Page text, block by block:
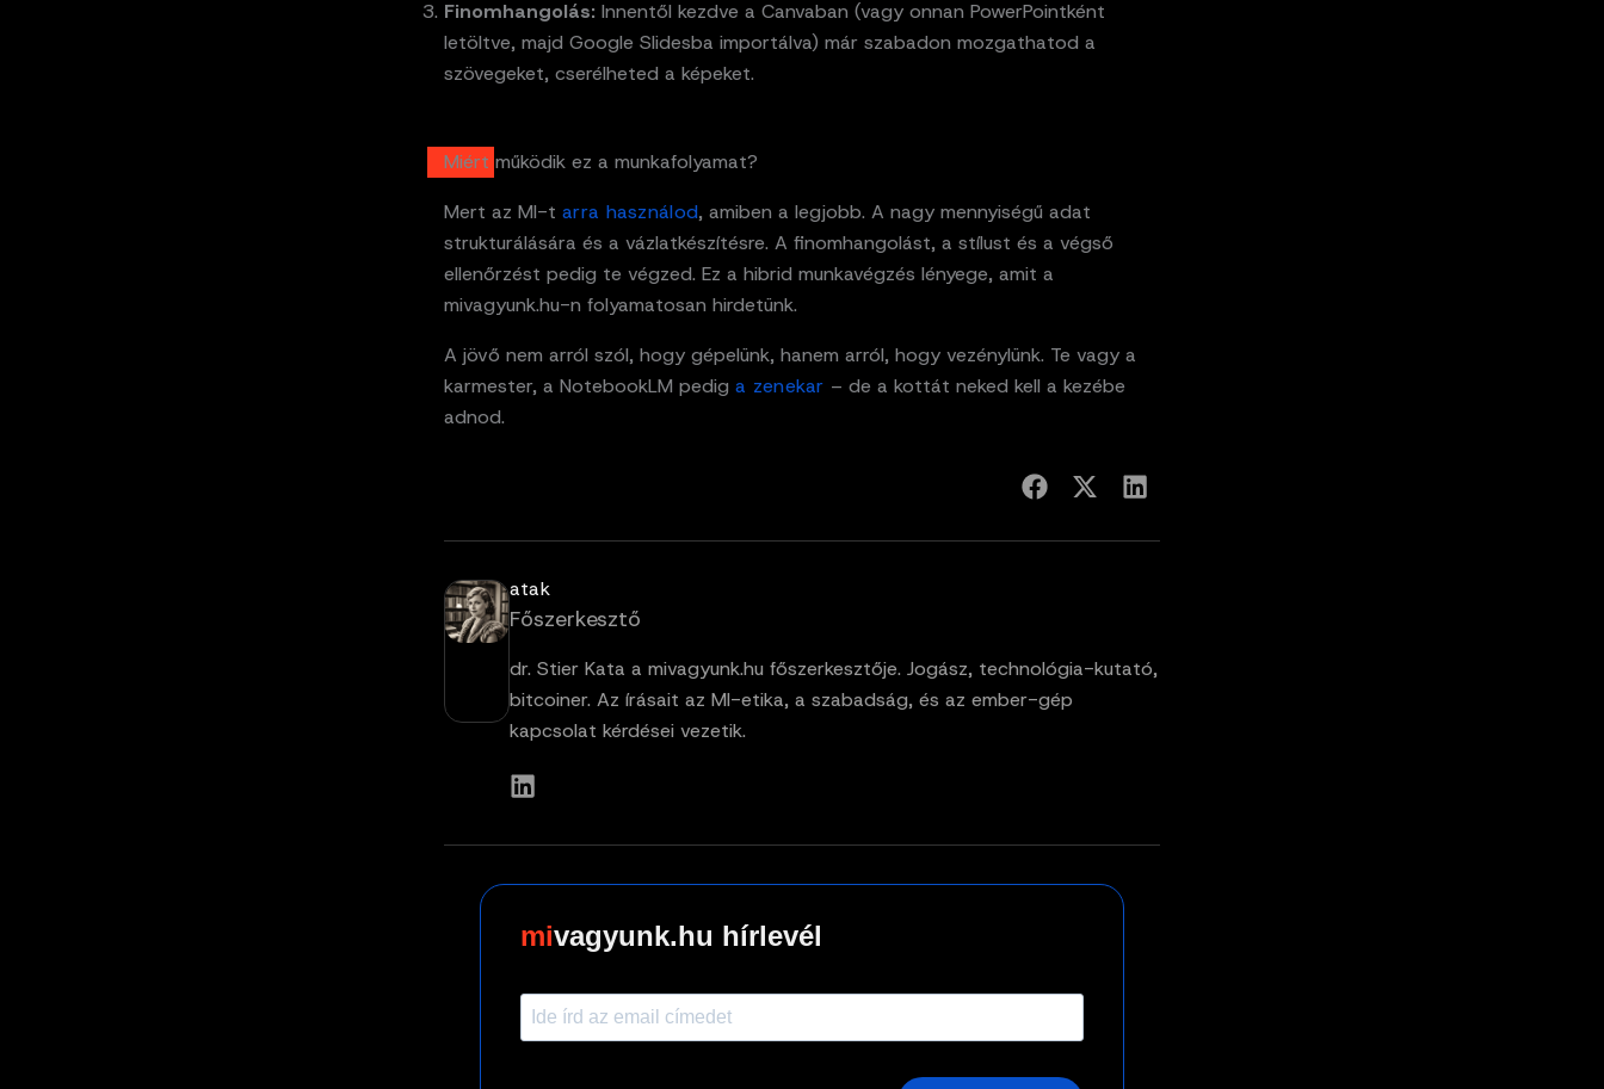
Finomhangolás: Innentől kezdve a Canvaban (vagy onnan PowerPointként
letöltve, majd Google Slidesba importálva) már szabadon mozgathatod a
szövegeket, cserélheted a képeket.
Miért működik ez a munkafolyamat?
Mert az MI-t arra használod, amiben a legjobb. A nagy mennyiségű adat
strukturálására és a vázlatkészítésre. A finomhangolást, a stílust és a végső
ellenőrzést pedig te végzed. Ez a hibrid munkavégzés lényege, amit a
mivagyunk.hu-n folyamatosan hirdetünk.
A jövő nem arról szól, hogy gépelünk, hanem arról, hogy vezénylünk. Te vagy a
karmester, a NotebookLM pedig a zenekar – de a kottát neked kell a kezébe
adnod.
atak
Főszerkesztő
dr. Stier Kata a mivagyunk.hu főszerkesztője. Jogász, technológia-kutató,
bitcoiner. Az írásait az MI-etika, a szabadság, és az ember-gép
kapcsolat kérdései vezetik.
vagyunk.hu hírlevél